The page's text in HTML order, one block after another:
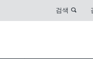
검색